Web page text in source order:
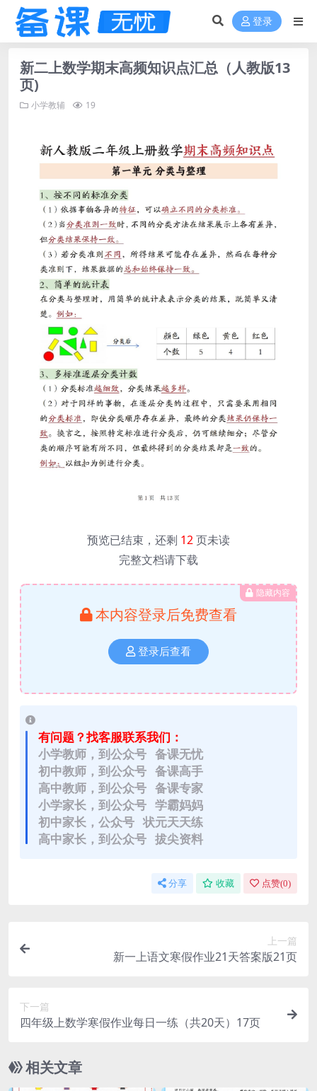
登录
新二上数学期末高频知识点汇总（人教版13
页)
小学教辅 19
预览已结束，还剩 12页未读
完整文档请下载
隐藏内容
本内容登录后免费查看
登录后查看
有问题？找客服联系我们：
小学教师，到公众号 备课无忧
初中教师，到公众号 备课高手
高中教师，到公众号 备课专家
小学家长，到公众号 学霸妈妈
初中家长，公众号 状元天天练
高中家长，到公众号 拔尖资料
分享 收藏 点赞(0)
上一篇
新一上语文寒假作业21天答案版21页
下一篇
四年级上数学寒假作业每日一练（共20天）17页
相关文章